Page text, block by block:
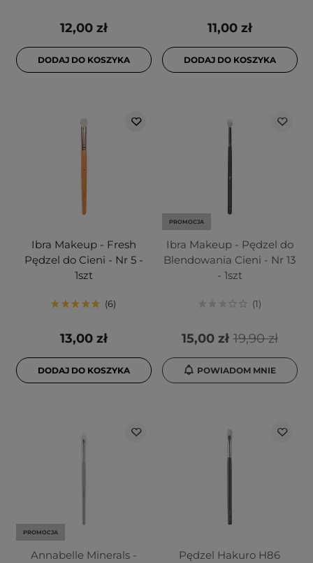
12,00 zł
DODAJ DO KOSZYKA
11,00 zł
DODAJ DO KOSZYKA
Ibra Makeup - Fresh
Pędzel do Cieni - Nr 5 -
1szt
6
13,00 zł
DODAJ DO KOSZYKA
PROMOCJA
Ibra Makeup - Pędzel do
Blendowania Cieni - Nr 13
- 1szt
1
19,90 zł
15,00 zł
POWIADOM MNIE
PROMOCJA
Annabelle Minerals -
Pędzel Hakuro H86